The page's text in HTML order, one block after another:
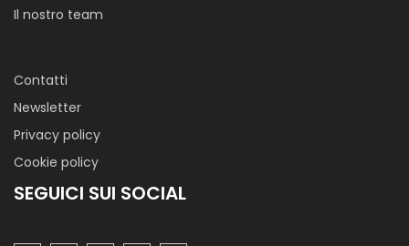
Il nostro team
Contatti
Newsletter
Privacy policy
Cookie policy
SEGUICI SUI SOCIAL